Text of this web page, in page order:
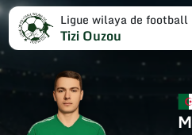
Ligue wilaya de football
Tizi Ouzou